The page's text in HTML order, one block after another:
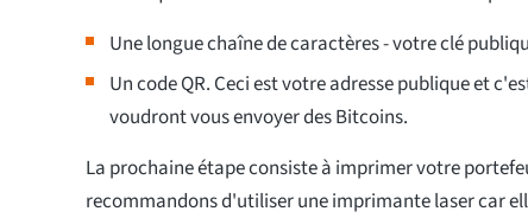
Une longue chaîne de caractères - votre clé
Un code QR. Ceci est votre adresse publique et
voudront vous envoyer des Bitcoins.
La prochaine étape consiste à imprimer votre
recommandons d'utiliser une imprimante laser car